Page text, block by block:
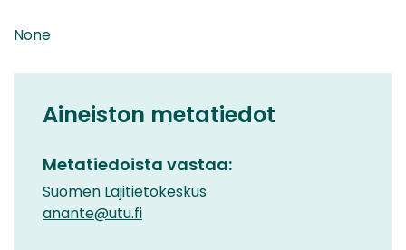
None
Aineiston metatiedot
Metatiedoista vastaa:
Suomen Lajitietokeskus
anante@utu.fi